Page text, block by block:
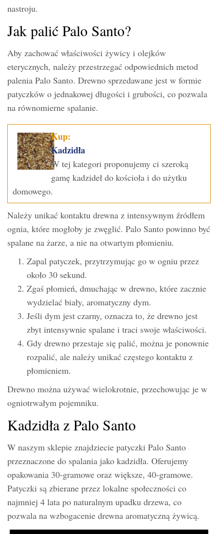
nastroju.
Jak palić Palo Santo?
Aby zachować właściwości żywicy i olejków
eterycznych, należy przestrzegać odpowiednich metod
palenia Palo Santo. Drewno sprzedawane jest w formie
patyczków o jednakowej długości i grubości, co pozwala
na równomierne spalanie.
Kup:
Kadzidła
W tej kategori proponujemy ci szeroką
gamę kadzideł do kościoła i do użytku
domowego.
Należy unikać kontaktu drewna z intensywnym źródłem
ognia, które mogłoby je zwęglić. Palo Santo powinno być
spalane na żarze, a nie na otwartym płomieniu.
Zapal patyczek, przytrzymując go w ogniu przez
około 30 sekund.
Zgaś płomień, dmuchając w drewno, które zacznie
wydzielać biały, aromatyczny dym.
Jeśli dym jest czarny, oznacza to, że drewno jest
zbyt intensywnie spalane i traci swoje właściwości.
Gdy drewno przestaje się palić, można je ponownie
rozpalić, ale należy unikać częstego kontaktu z
płomieniem.
Drewno można używać wielokrotnie, przechowując je w
ogniotrwałym pojemniku.
Kadzidła z Palo Santo
W naszym sklepie znajdziecie patyczki Palo Santo
przeznaczone do spalania jako kadzidła. Oferujemy
opakowania 30-gramowe oraz większe, 40-gramowe.
Patyczki są zbierane przez lokalne społeczności co
najmniej 4 lata po naturalnym upadku drzewa, co
pozwala na wzbogacenie drewna aromatyczną żywicą.